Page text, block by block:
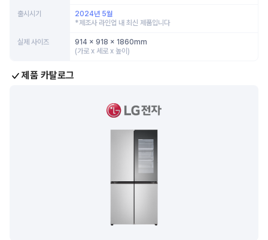
출시시기
2024년 5월
*제조사 라인업 내 최신 제품입니다
실제 사이즈
914 x 918 x 1860mm
(가로 x 세로 x 높이)
제품 카탈로그